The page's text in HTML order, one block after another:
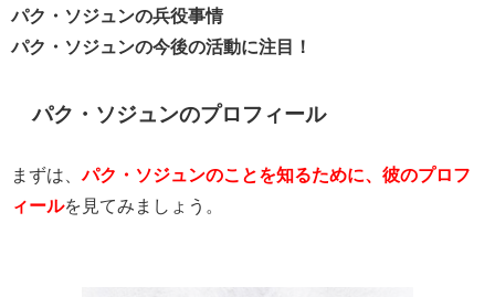
パク・ソジュンの兵役事情
パク・ソジュンの今後の活動に注目！
パク・ソジュンのプロフィール
まずは、 パク・ソジュンのことを知るために、彼のプロフ
ィールを見てみましょう。